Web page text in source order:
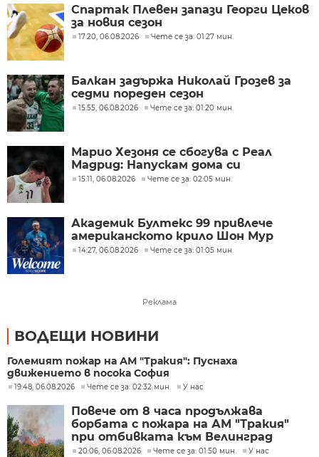
Спартак Плевен запази Георги Цеков
за новия сезон
17:20, 06.08.2026 Чете се за: 01:27 мин.
Балкан задържа Николай Грозев за
седми пореден сезон
15:55, 06.08.2026 Чете се за: 01:20 мин.
Марио Хезоня се сбогува с Реал
Мадрид: Напускам дома си
15:11, 06.08.2026 Чете се за: 02:05 мин.
Академик Бултекс 99 привлече
американското крило Шон Мур
14:27, 06.08.2026 Чете се за: 01:05 мин.
Реклама
ВОДЕЩИ НОВИНИ
Големият пожар на АМ "Тракия": Пуснаха
движението в посока София
19:48, 06.08.2026 Чете се за: 02:32 мин. У нас
Повече от 8 часа продължава
борбата с пожара на АМ "Тракия"
при отбивката към Велинград
20:06, 06.08.2026 Чете се за: 01:50 мин. У нас